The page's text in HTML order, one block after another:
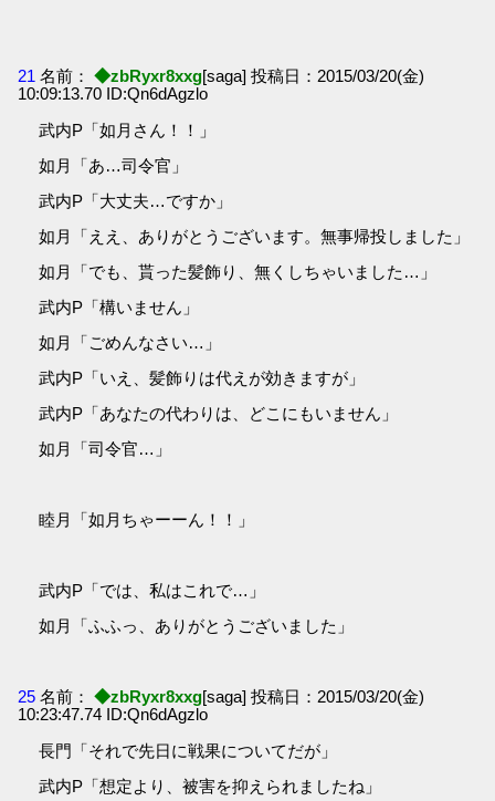
21 名前： ◆zbRyxr8xxg[saga] 投稿日：2015/03/20(金)
10:09:13.70 ID:Qn6dAgzlo
武内P「如月さん！！」
如月「あ…司令官」
武内P「大丈夫…ですか」
如月「ええ、ありがとうございます。無事帰投しました」
如月「でも、貰った髪飾り、無くしちゃいました…」
武内P「構いません」
如月「ごめんなさい…」
武内P「いえ、髪飾りは代えが効きますが」
武内P「あなたの代わりは、どこにもいません」
如月「司令官…」
睦月「如月ちゃーーん！！」
武内P「では、私はこれで…」
如月「ふふっ、ありがとうございました」
25 名前： ◆zbRyxr8xxg[saga] 投稿日：2015/03/20(金)
10:23:47.74 ID:Qn6dAgzlo
長門「それで先日に戦果についてだが」
武内P「想定より、被害を抑えられましたね」